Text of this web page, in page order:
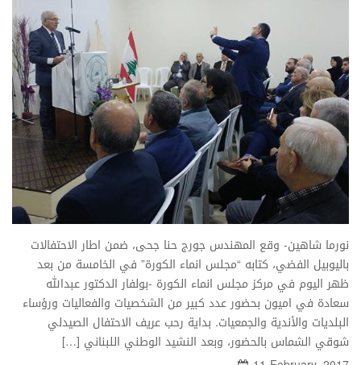
نورما شاهين- وقع المهندس جورج حنا جحى، ضمن اطار الاحتفالات
باليوبيل الفضي، كتابه “مجلس انماء الكورة” في الخامسة من بعد
ظهر اليوم في مركز مجلس انماء الكورة -بولفار الدكتور عبدالله
سعادة في اميون بحضور عدد كبير من الشخصيات والفعاليات ورؤساء
البلديات والأندية والجمعيات. بداية رحب عريف الاحتفال الصيدلي
شوقي الشماس بالحضور، وبعد النشيد الوطني اللبناني […]